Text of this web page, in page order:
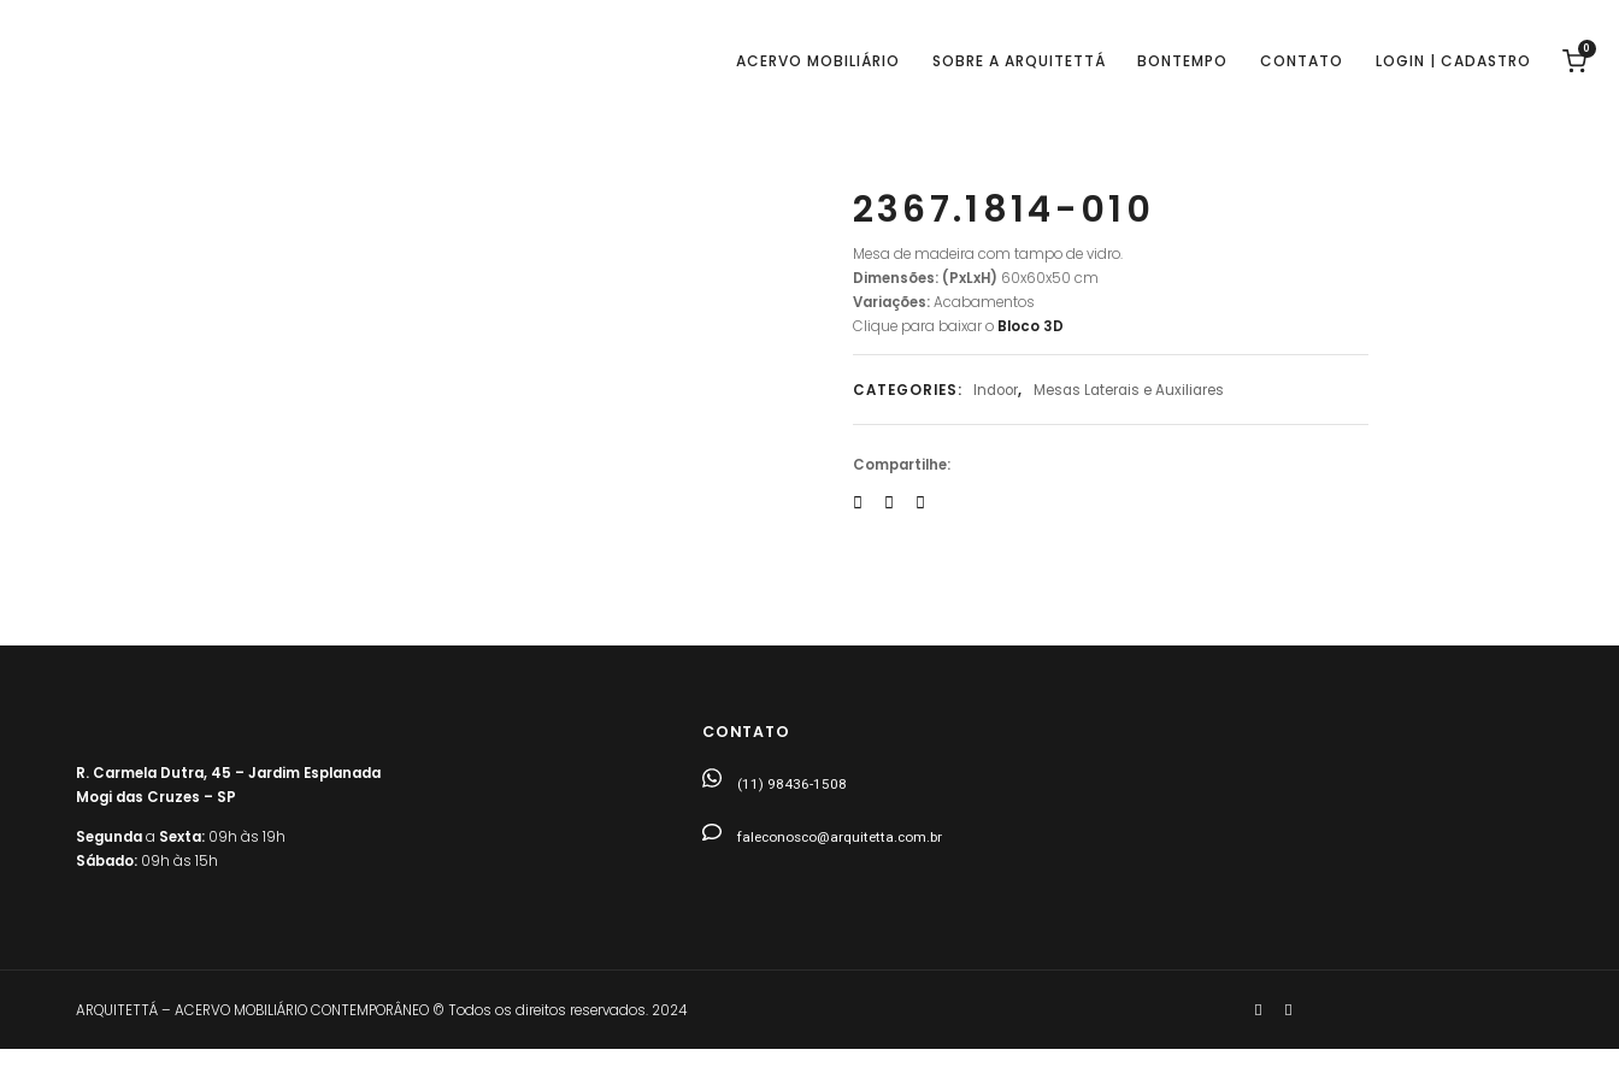
ACERVO MOBILIÁRIO SOBRE A ARQUITETTÁ BONTEMPO CONTATO LOGIN | CADASTRO
0
2367.1814-010
Mesa de madeira com tampo de vidro.
Dimensões: (PxLxH) 60x60x50 cm
Variações:Acabamentos
Clique para baixar o Bloco 3D
CATEGORIES: Indoor, Mesas Laterais e Auxiliares
Compartilhe:
R. Carmela Dutra, 45 – Jardim Esplanada
Mogi das Cruzes – SP
Segundaa Sexta:09h às 19h
Sábado:09h às 15h
CONTATO
(11) 98436-1508
faleconosco@arquitetta.com.br
ARQUITETTÁ – ACERVO MOBILIÁRIO CONTEMPORÂNEO © Todos os direitos reservados. 2024